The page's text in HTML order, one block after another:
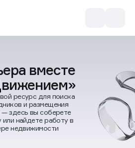
вместе
ресурс для поиска
и размещения
здесь вы соберете
или найдете работу в
недвижимости